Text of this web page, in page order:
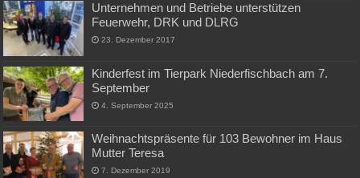
Unternehmen und Betriebe unterstützen
Feuerwehr, DRK und DLRG
23. Dezember 2017
Kinderfest im Tierpark Niederfischbach am 7.
September
4. September 2025
Weihnachtspräsente für 103 Bewohner im Haus
Mutter Teresa
7. Dezember 2019